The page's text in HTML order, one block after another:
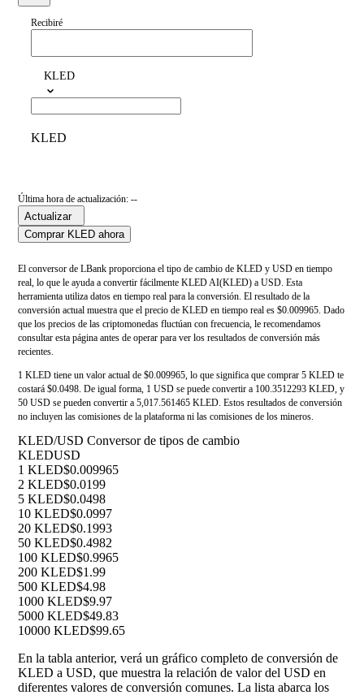
Recibiré
KLED
KLED
Última hora de actualización: --
Actualizar
Comprar KLED ahora
El conversor de LBank proporciona el tipo de cambio de KLED y USD en tiempo
real, lo que le ayuda a convertir fácilmente KLED AI(KLED) a USD. Esta
herramienta utiliza datos en tiempo real para la conversión. El resultado de la
conversión actual muestra que el precio de KLED en tiempo real es $0.009965. Dado
que los precios de las criptomonedas fluctúan con frecuencia, le recomendamos
consultar esta página antes de operar para ver los resultados de conversión más
recientes.
1 KLED tiene un valor actual de $0.009965, lo que significa que comprar 5 KLED te
costará $0.0498. De igual forma, 1 USD se puede convertir a 100.3512293 KLED, y
50 USD se pueden convertir a 5,017.561465 KLED. Estos resultados de conversión
no incluyen las comisiones de la plataforma ni las comisiones de los mineros.
KLED/USD Conversor de tipos de cambio
KLEDUSD
1 KLED$0.009965
2 KLED$0.0199
5 KLED$0.0498
10 KLED$0.0997
20 KLED$0.1993
50 KLED$0.4982
100 KLED$0.9965
200 KLED$1.99
500 KLED$4.98
1000 KLED$9.97
5000 KLED$49.83
10000 KLED$99.65
En la tabla anterior, verá un gráfico completo de conversión de
KLED a USD, que muestra la relación de valor del USD en
diferentes valores de conversión comunes. La lista abarca los